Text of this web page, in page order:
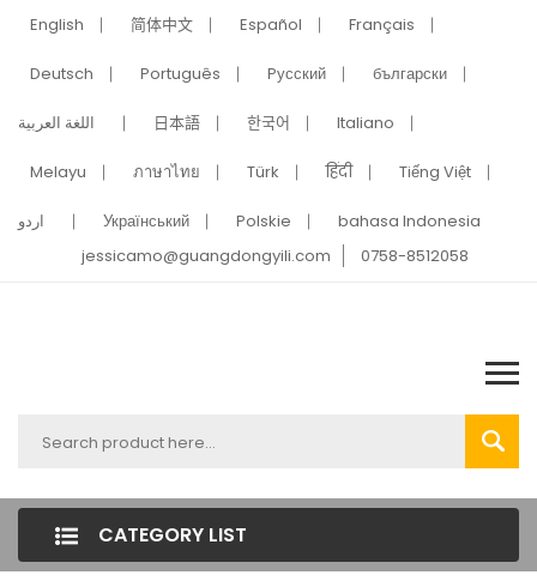
English 简体中文 Español Français
Deutsch Português Pусский български
اللغة العربية 日本語 한국어 Italiano
Melayu ภาษาไทย Türk हिंदी Tiếng Việt
اردو Український Polskie
bahasa Indonesia
jessicamo@guangdongyili.com
0758-8512058
CATEGORY LIST